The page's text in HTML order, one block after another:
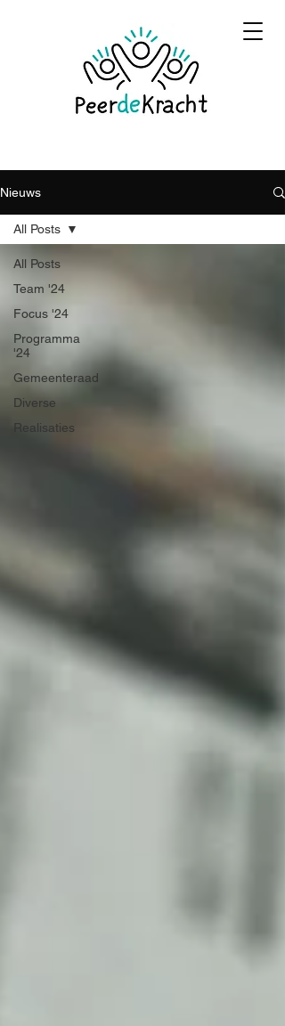
Nieuws
All Posts
Team '24
Focus '24
Programma
'24
Gemeenteraad
Diverse
Realisaties
All Posts